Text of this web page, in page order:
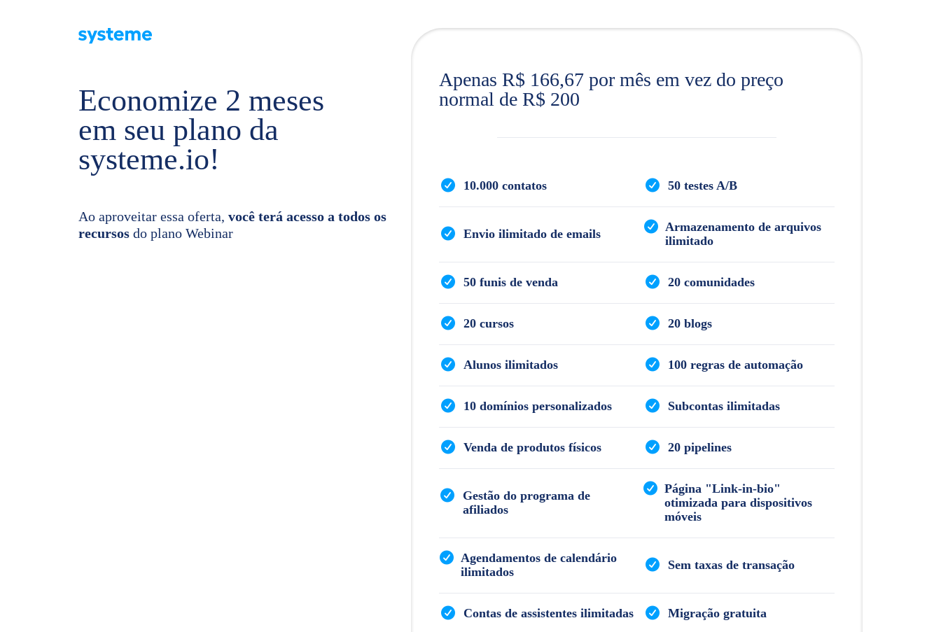
Economize 2 meses
em seu plano da
systeme.io!
Ao aproveitar essa oferta, você terá acesso a todos os
recursos do plano Webinar
Apenas R$ 166,67 por mês em vez do preço
normal de R$ 200
10.000 contatos 50 testes A/B
Envio ilimitado de emails
Armazenamento de arquivos
ilimitado
50 funis de venda 20 comunidades
20 cursos 20 blogs
Alunos ilimitados 100 regras de automação
10 domínios personalizados Subcontas ilimitadas
Venda de produtos físicos 20 pipelines
Gestão do programa de
afiliados
Página "Link-in-bio"
otimizada para dispositivos
móveis
Agendamentos de calendário
ilimitados
Sem taxas de transação
Contas de assistentes ilimitadas Migração gratuita